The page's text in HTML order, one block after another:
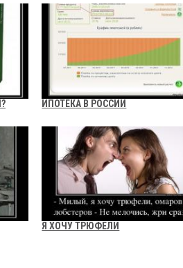
ИПОТЕКА В РОССИИ
Я ХОЧУ ТРЮФЕЛИ